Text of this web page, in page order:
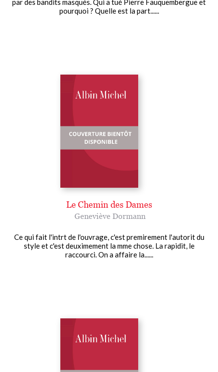
par des bandits masqués. Qui a tué Pierre Fauquembergue et
pourquoi ? Quelle est la part......
Le Chemin des Dames
Geneviève Dormann
Ce qui fait l'intrt de l'ouvrage, c'est premirement l'autorit du
style et c'est deuximement la mme chose. La rapidit, le
raccourci. On a affaire la......